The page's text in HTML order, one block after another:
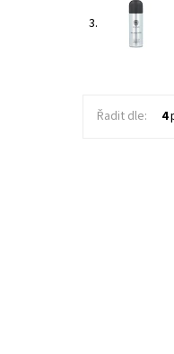
3.
Řadit dle: 4
Pro